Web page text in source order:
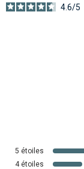
4.6/5
5 étoiles
4 étoiles